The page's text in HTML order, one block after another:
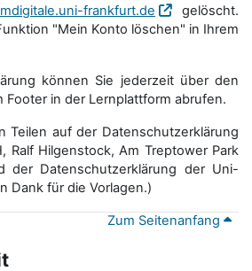
frankfurt.de
gelöscht.
"Mein Konto löschen" in Ihrem
können Sie jederzeit über den
Footer in der Lernplattform abrufen.
Teilen auf der Datenschutzerklärung
Ralf Hilgenstock, Am Treptower Park
der Datenschutzerklärung der Uni-
Dank für die Vorlagen.)
Zum Seitenanfang